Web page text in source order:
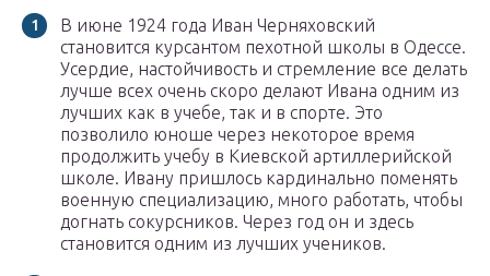
В июне 1924 года Иван Черняховский
становится курсантом пехотной школы в Одессе.
Усердие, настойчивость и стремление все делать
лучше всех очень скоро делают Ивана одним из
лучших как в учебе, так и в спорте. Это
позволило юноше через некоторое время
продолжить учебу в Киевской артиллерийской
школе. Ивану пришлось кардинально поменять
военную специализацию, много работать, чтобы
догнать сокурсников. Через год он и здесь
становится одним из лучших учеников.